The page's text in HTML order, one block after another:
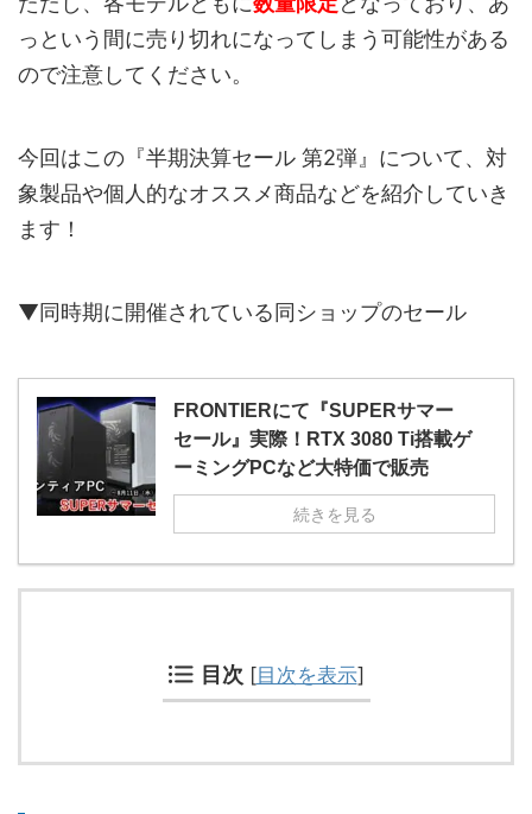
っという間に売り切れになってしまう可能性がある
ので注意してください。
今回はこの『半期決算セール 第2弾』について、対
象製品や個人的なオススメ商品などを紹介していき
ます！
▼同時期に開催されている同ショップのセール
FRONTIERにて『SUPERサマー
セール』実際！RTX 3080 Ti搭載ゲ
ーミングPCなど大特価で販売
続きを見る
目次 [目次を表示]